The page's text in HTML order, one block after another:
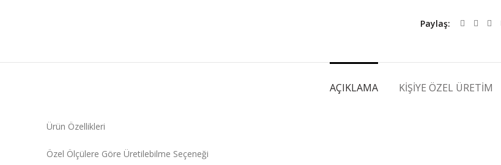
Paylaş
AÇIKLAMA KIŞIYE ÖZEL ÜRETIM
Ürün Özellikleri
Özel Ölçülere Göre Üretilebilme Seçeneği